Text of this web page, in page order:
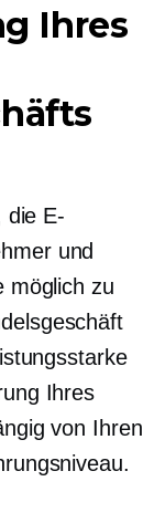
Ihres
die E-
und
möglich zu
Ihres
von Ihren